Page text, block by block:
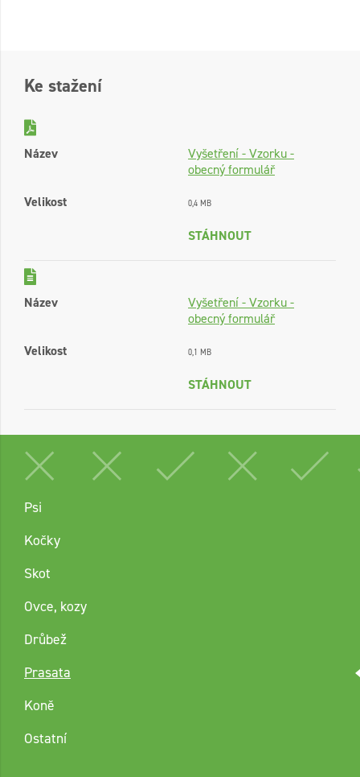
Ke stažení
Název
Vyšetření - Vzorku -
obecný formulář
Velikost
0,4 MB
STÁHNOUT
Název
Vyšetření - Vzorku -
obecný formulář
Velikost
0,1 MB
STÁHNOUT
Psi
Kočky
Skot
Ovce, kozy
Drůbež
Prasata
Koně
Ostatní